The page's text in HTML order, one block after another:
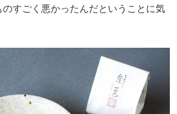
のすごく悪かったんだということに気